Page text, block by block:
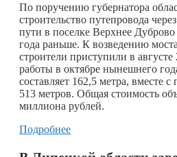
По поручению губернатора
строительство путепровода
пути в поселке Верхнее Дуброво
года раньше. К возведению
строители приступили в августе
работы в октябре нынешнего
составляет 162,5 метра, вместе
513 метров. Общая стоимость
миллиона рублей.
Подробнее